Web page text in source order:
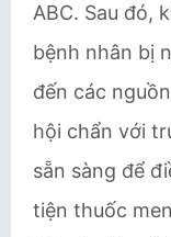
ABC. Sau đó,
bệnh nhân bị
đến các
hội chẩn với
sẵn sàng để
tiện thuốc